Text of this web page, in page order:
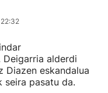
alderdi
Diazen eskandalua
seira pasatu da.